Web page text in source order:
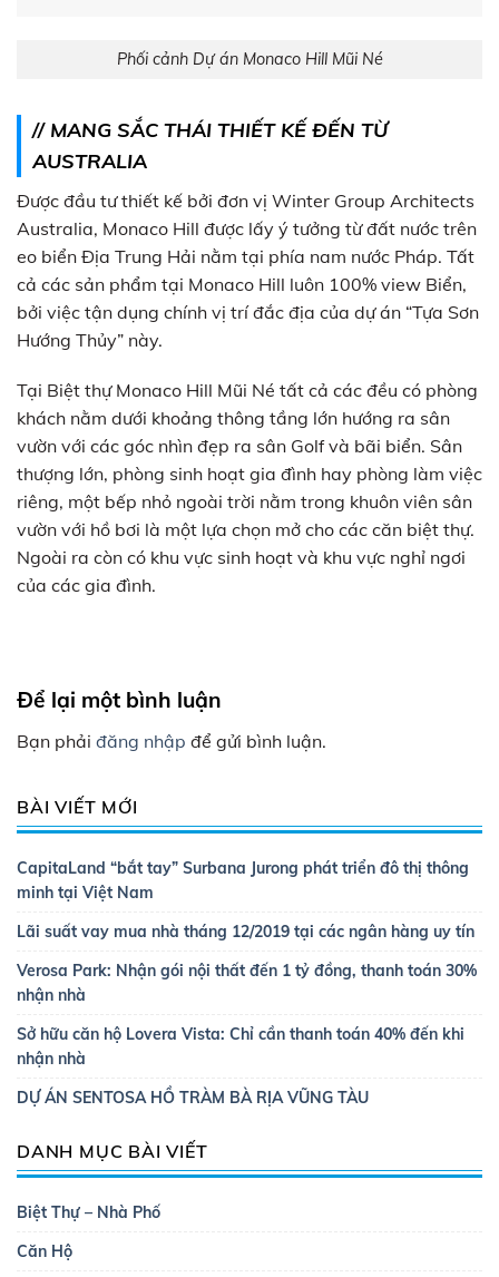
Phối cảnh Dự án Monaco Hill Mũi Né
// MANG SẮC THÁI THIẾT KẾ ĐẾN TỪ
AUSTRALIA
Được đầu tư thiết kế bởi đơn vị Winter Group Architects
Australia, Monaco Hill được lấy ý tưởng từ đất nước trên
eo biển Địa Trung Hải nằm tại phía nam nước Pháp. Tất
cả các sản phẩm tại Monaco Hill luôn 100% view Biển,
bởi việc tận dụng chính vị trí đắc địa của dự án “Tựa Sơn
Hướng Thủy” này.
Tại Biệt thự Monaco Hill Mũi Né tất cả các đều có phòng
khách nằm dưới khoảng thông tầng lớn hướng ra sân
vườn với các góc nhìn đẹp ra sân Golf và bãi biển. Sân
thượng lớn, phòng sinh hoạt gia đình hay phòng làm việc
riêng, một bếp nhỏ ngoài trời nằm trong khuôn viên sân
vườn với hồ bơi là một lựa chọn mở cho các căn biệt thự.
Ngoài ra còn có khu vực sinh hoạt và khu vực nghỉ ngơi
của các gia đình.
Để lại một bình luận
Bạn phải đăng nhập để gửi bình luận.
BÀI VIẾT MỚI
CapitaLand “bắt tay” Surbana Jurong phát triển đô thị thông
minh tại Việt Nam
Lãi suất vay mua nhà tháng 12/2019 tại các ngân hàng uy tín
Verosa Park: Nhận gói nội thất đến 1 tỷ đồng, thanh toán 30%
nhận nhà
Sở hữu căn hộ Lovera Vista: Chỉ cần thanh toán 40% đến khi
nhận nhà
DỰ ÁN SENTOSA HỒ TRÀM BÀ RỊA VŨNG TÀU
DANH MỤC BÀI VIẾT
Biệt Thự – Nhà Phố
Căn Hộ